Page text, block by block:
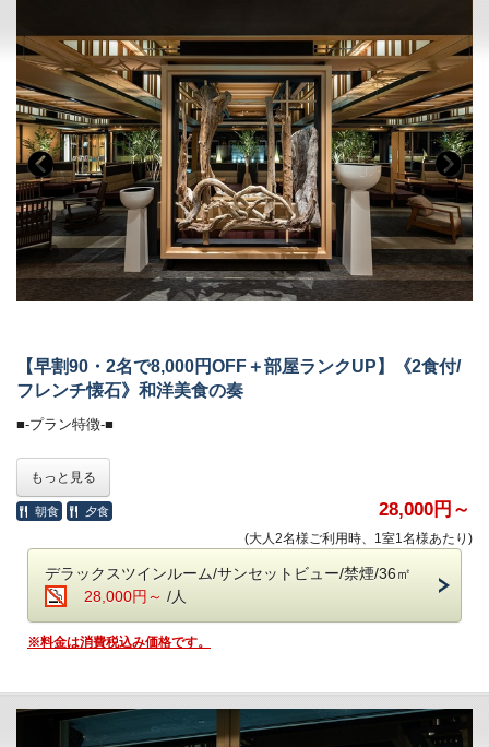
＜ザ・ミュージックルーム＞（7:00～12:00／15:00～24:00）
・ハンギングソファーで音楽を堪能
＜ライブラリー＞（7:00～12:00／15:00～24:00）
・お気に入りの一冊を
■-ご予約にあたって-■
・12歳以下のお子様はご遠慮いただいております。
・8名様以上のご宿泊は事前にご相談ください。
・バリアフリー、ポーターサービスは未対応です。
・会場 レストラン「ザ・マイルストーン」
・時間 17：30、18：00、18：30、19：00、19：30
（完全予約制。予約時にご指定ください）
ご希望のお時間が満席の際は、時間変更をお願いする場合がございま
す。
■-朝のごちそう《和食御膳》-■
炊きたて土鍋ご飯のふわりと広がる甘い香り、
みずみずしい朝採れ野菜、濃厚な牧場直送の牛乳
契約農家や牧場から毎朝届く新鮮食材を使い、
一品一品丁寧に仕上げた、心と体にやさしい朝食です。
■-オールインクルーシブで愉しむ癒しの空間-■
全館モダンデザインで統一された館内は、
ホテル内のドリンクやおつまみなどは、ご宿泊料金に含まれます。
＜高濃度ラジウム温泉＞（6:00～10:00／15:30～24:00）
・「万病の湯」と称される名湯と、
讃岐平野を望む絶景の半露天風呂が魅力。
・湯上がりラウンジ：生ビール＆ドリンク、アイスクリーム
＜ラウンジ＞（7:00～12:00／15:00～24:00）
・メインラウンジ（スカイガーデン併設）：おつまみとドリンク
・スポットラウンジ：讃岐うどんのお夜食（21:00～23:30）
＜ザ・ミュージックルーム＞（7:00～12:00／15:00～24:00）
・ハンギングソファーで音楽を堪能
【早割90・2名で8,000円OFF＋部屋ランクUP】《2食付/
フレンチ懐石》和洋美食の奏
■-プラン特徴-■
さらに、お二人なら8,000円OFFになるお得なプランです。
※表示されている料金は、すでにワンランク下の
お部屋の料金設定になっておりますので、
お客様のお好みでご希望のお部屋をご選択ください。
■-《夕食》洋と和が響きあうフレンチ懐石-■
湯気立つオープンキッチンから漂う香ばしさに、
誘われて、始まるのは五感で味わう、和とフレンチの美食饗宴。
目にも舌にも嬉しい“美味しい時間”を、心ゆくまでご堪能ください。
・お食事中のドリンクフリー
もっと見る
朝食 夕食 28,000円～
(大人2名様ご利用時、1室1名様あたり)
デラックスツインルーム/サンセットビュー/禁煙/36㎡
28,000円～ /人
※料金は消費税込み価格です。